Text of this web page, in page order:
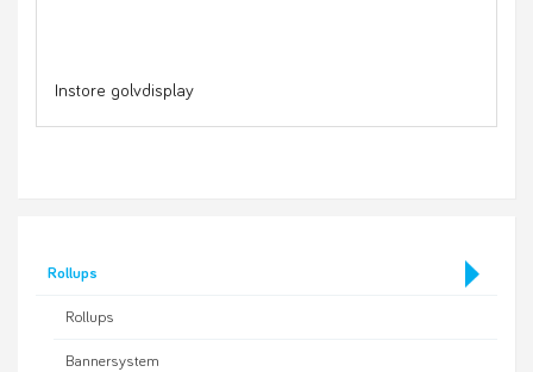
Rollups
Rollups
Bannersystem
Instore golvdisplay